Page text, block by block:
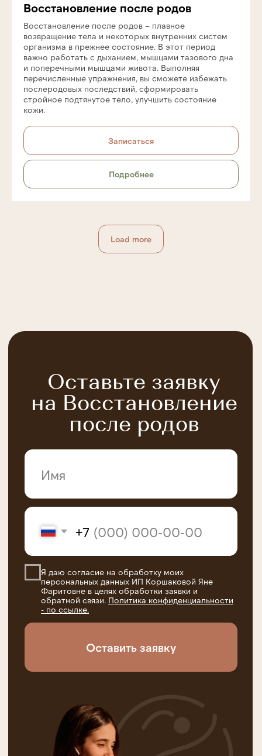
Восстановление после родов
Восстановление после родов – плавное
возвращение тела и некоторых внутренних систем
организма в прежнее состояние. В этот период
важно работать с дыханием, мышцами тазового дна
и поперечными мышцами живота. Выполняя
перечисленные упражнения, вы сможете избежать
послеродовых последствий, сформировать
стройное подтянутое тело, улучшить состояние
кожи.
Записаться
Подробнее
Load more